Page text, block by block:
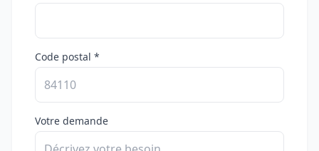
Code postal *
Votre demande